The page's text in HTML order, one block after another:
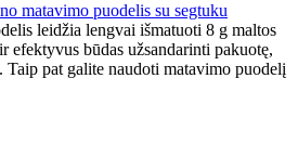
matavimo puodelis su segtuku
leidžia lengvai išmatuoti 8 g maltos
efektyvus būdas užsandarinti pakuotę,
pat galite naudoti matavimo puodelį